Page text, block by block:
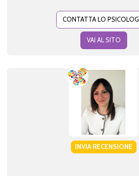
CONTATTA LO
VAI AL SITO
INVIA RECENSIONE